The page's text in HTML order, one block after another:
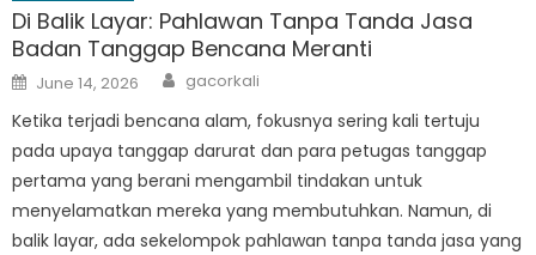
Di Balik Layar: Pahlawan Tanpa Tanda Jasa
Badan Tanggap Bencana Meranti
Posted
on
June 14, 2026 Author
gacorkali
Ketika terjadi bencana alam, fokusnya sering kali tertuju
pada upaya tanggap darurat dan para petugas tanggap
pertama yang berani mengambil tindakan untuk
menyelamatkan mereka yang membutuhkan. Namun, di
balik layar, ada sekelompok pahlawan tanpa tanda jasa yang